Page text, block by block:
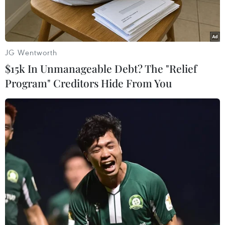
hội nhập.
Những thiết kế mang tinh thần unisex, hiện đại của Nobody
Knows.
Vietnam International Fashion Week mùa thứ 21
JG Wentworth
$15k In Unmanageable Debt? The "Relief
Program" Creditors Hide From You